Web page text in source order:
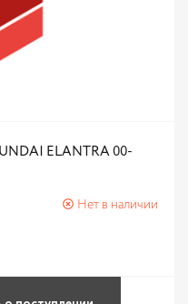
ELANTRA 00-
Нет в наличии